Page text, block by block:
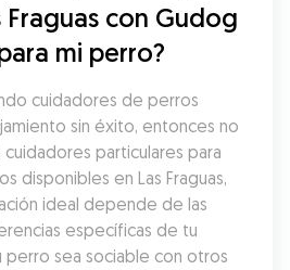
Fraguas con Gudog
mi perro?
cuidadores de perros
sin éxito, entonces no
particulares para
disponibles en Las Fraguas,
ideal depende de las
específicas de tu
perro sea sociable con otros